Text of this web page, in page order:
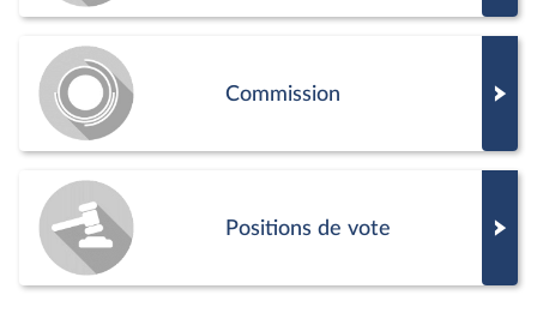
Commission
Positions de vote